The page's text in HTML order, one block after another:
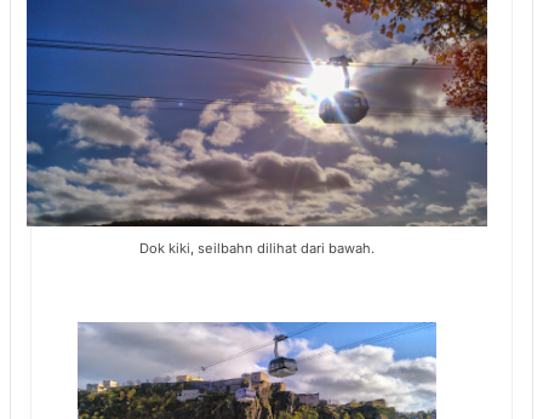
Dok kiki, seilbahn dilihat dari bawah.